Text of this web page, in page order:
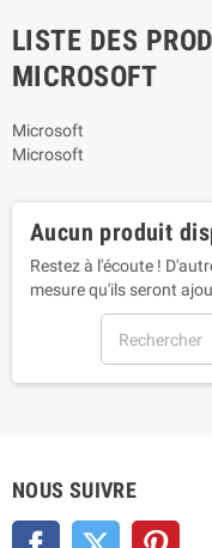
LISTE DES
MICROSOFT
Microsoft
Microsoft
Aucun produit
Restez à l'écoute !
mesure qu'ils seront
NOUS SUIVRE
Facebook Twitter